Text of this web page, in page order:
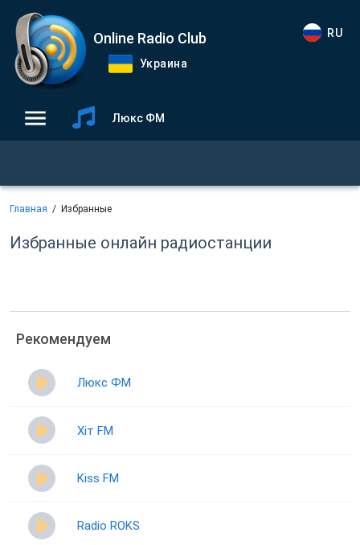
Online Radio Club
Украина
RU
Люкс ФМ
Главная Избранные
Избранные онлайн радиостанции
Рекомендуем
Люкс ФМ
Хіт FM
Kiss FM
Radio ROKS